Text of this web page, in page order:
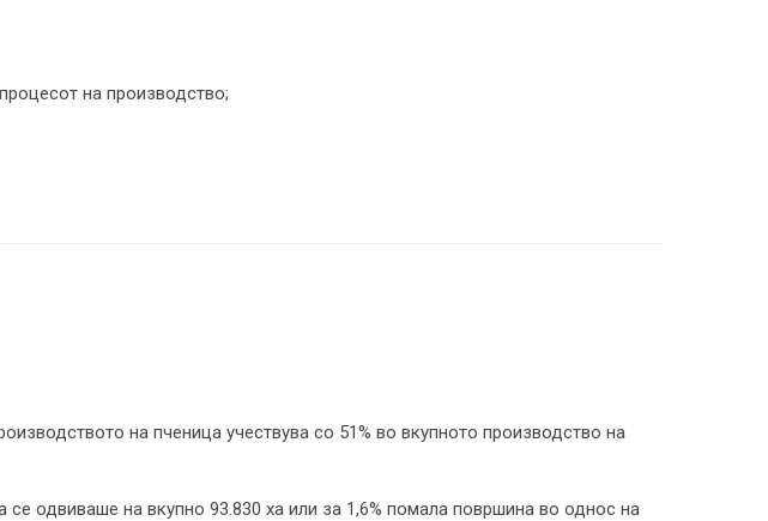
на производство;
на пченица учествува со 51% во вкупното производство на
одвиваше на вкупно 93.830 ха или за 1,6% помала површина во однос на